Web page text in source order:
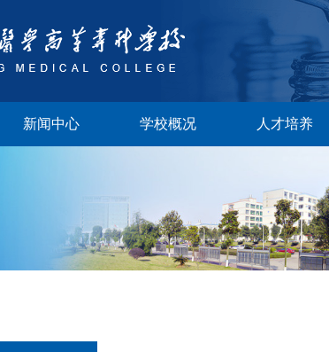
新闻中心 学校概况 人才培养